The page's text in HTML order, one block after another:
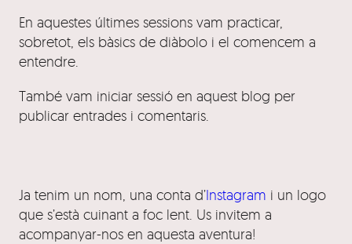
En aquestes últimes sessions vam practicar,
sobretot, els bàsics de diàbolo i el comencem a
entendre.
També vam iniciar sessió en aquest blog per
publicar entrades i comentaris.
Ja tenim un nom, una conta d’Instagram i un logo
que s’està cuinant a foc lent. Us invitem a
acompanyar-nos en aquesta aventura!